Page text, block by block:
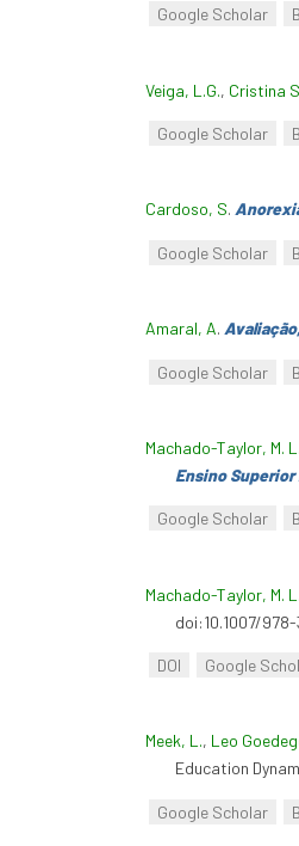
Google Scholar
Veiga, L.G., Cristina
Google Scholar
Cardoso, S.
Google Scholar
Amaral, A.
Google Scholar
Machado-Taylor, M. L.
Ensino Superior
Google Scholar
Machado-Taylor, M. L.
doi:10.1007/
DOI Google
Meek, L., Leo
Education
Google Scholar